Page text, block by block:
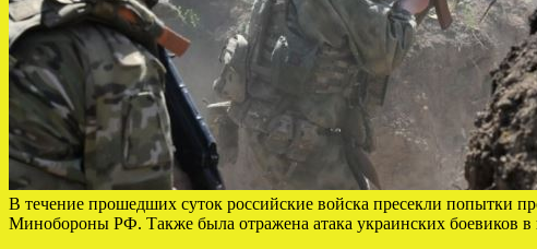
В течение прошедших суток российские войска пресекли попытки
Минобороны РФ. Также была отражена атака украинских боевиков